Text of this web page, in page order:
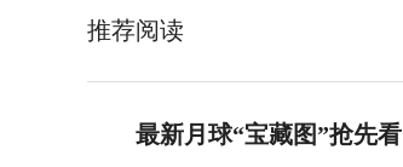
推荐阅读
最新月球“宝藏图”抢先看